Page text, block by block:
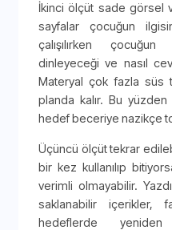
İkinci ölçüt sade görsel
sayfalar çocuğun
çalışılırken
dinleyeceği ve nasıl
Materyal çok fazla süs
planda kalır. Bu
hedef beceriye nazikçe
Üçüncü ölçüt tekrar
bir kez kullanılıp
verimli olmayabilir.
saklanabilir içerikler,
hedeflerde